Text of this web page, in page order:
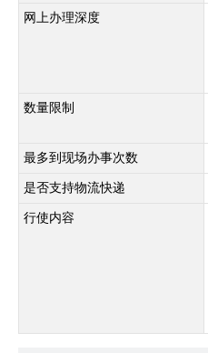
网上办理深度
数量限制
最多到现场办事次数
是否支持物流快递
行使内容